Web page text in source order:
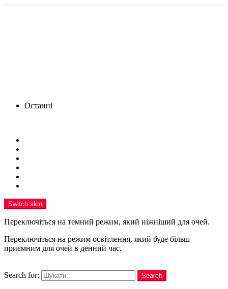
Останні
Switch skin
Переключіться на темний режим, який ніжніший для очей.
Переключіться на режим освітлення, який буде більш
приємним для очей в денний час.
Search for:
Search